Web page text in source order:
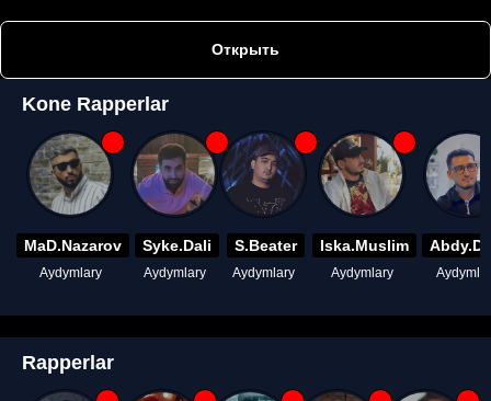
Открыть
Kone Rapperlar
MaD.Nazarov
Aydymlary
Syke.Dali
Aydymlary
S.Beater
Aydymlary
Iska.Muslim
Aydymlary
Rapperlar